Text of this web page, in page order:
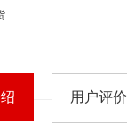
用户评价